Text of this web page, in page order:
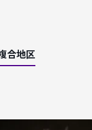
合地区